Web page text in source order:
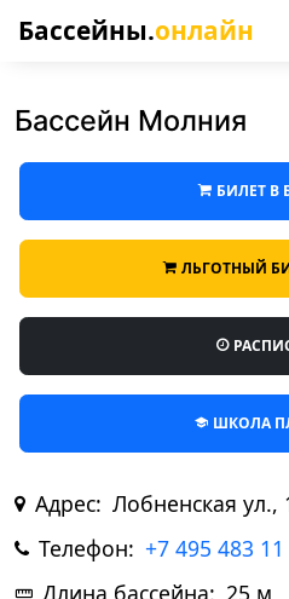
Бассейны.онлайн
Бассейн Молния
БИЛЕТ В
ЛЬГОТНЫЙ
ШКОЛА
Адрес: Лобненская ул.,
Телефон: +7 495 483